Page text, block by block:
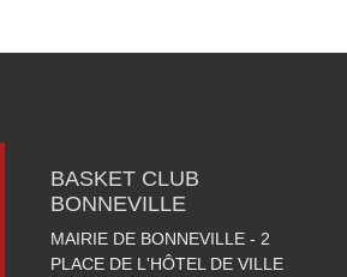
BASKET CLUB
BONNEVILLE
MAIRIE DE BONNEVILLE - 2
PLACE DE L'HÔTEL DE VILLE